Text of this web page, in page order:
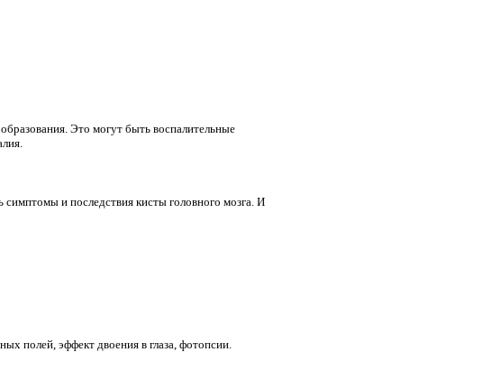
Это могут быть воспалительные
и последствия кисты головного мозга. И
полей, эффект двоения в глаза, фотопсии.